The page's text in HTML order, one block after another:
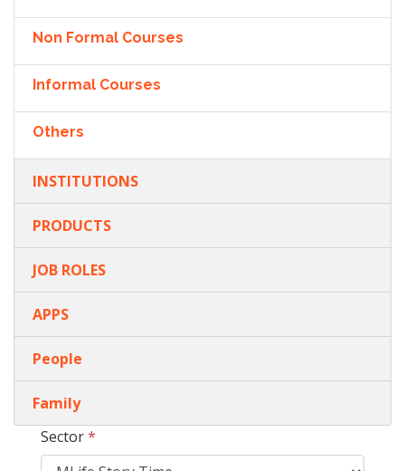
Non Formal Courses
Informal Courses
Others
INSTITUTIONS
PRODUCTS
JOB ROLES
APPS
People
Family
Sector*